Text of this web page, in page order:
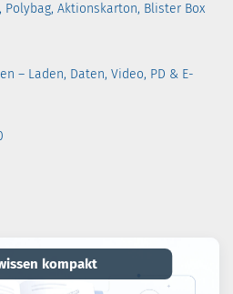
Aktionskarton, Blister Box
– Laden, Daten, Video, PD & E-
kompakt